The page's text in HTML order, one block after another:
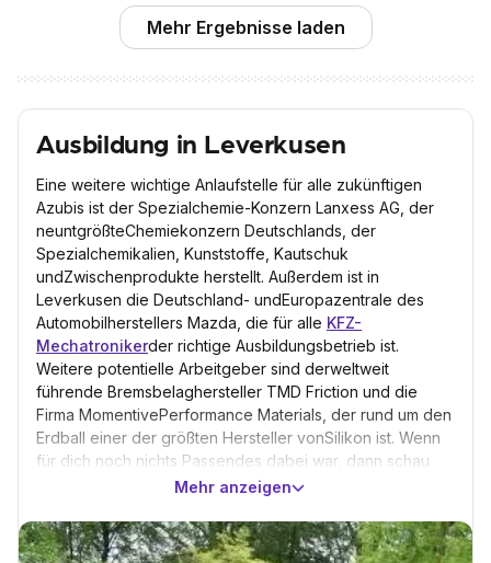
Mehr Ergebnisse laden
Ausbildung in Leverkusen
Eine weitere wichtige Anlaufstelle für alle zukünftigen
Azubis ist der Spezialchemie-Konzern Lanxess AG, der
neuntgrößteChemiekonzern Deutschlands, der
Spezialchemikalien, Kunststoffe, Kautschuk
undZwischenprodukte herstellt. Außerdem ist in
Leverkusen die Deutschland- undEuropazentrale des
Automobilherstellers Mazda, die für alle KFZ-
Mechatronikerder richtige Ausbildungsbetrieb ist.
Weitere potentielle Arbeitgeber sind derweltweit
führende Bremsbelaghersteller TMD Friction und die
Firma MomentivePerformance Materials, der rund um den
Erdball einer der größten Hersteller vonSilikon ist. Wenn
für dich noch nichts Passendes dabei war, dann schau
doch malüber die Stadtgrenzen von Leverkusen hinaus:
viele Unternehmen und möglicheAusbildungsbetriebe zu
bieten.
Mehr anzeigen